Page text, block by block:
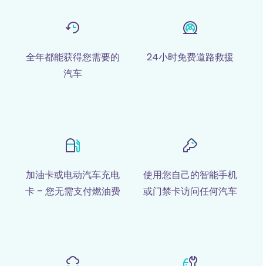
全年都能获得您需要的
汽车
24小时免费道路救援
加油卡或电动汽车充电
卡 – 您无需支付燃油费
使用您自己的智能手机
或门禁卡访问任何汽车